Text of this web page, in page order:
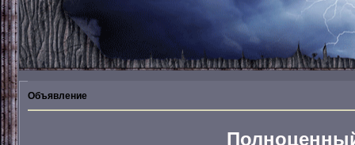
Объявление